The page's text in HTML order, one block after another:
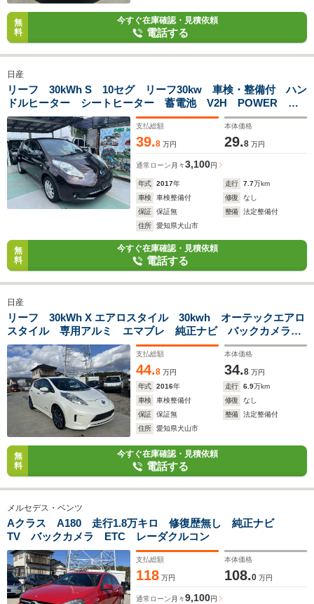
無
料
今すぐ在庫確認・見積依頼
電話する
日産
リーフ 30kWh S 10セグ リーフ30kw 車検・整備付 ハン
ドルヒーター シートヒーター 蓄電池 V2H POWER
WALL
支払総額
39.8 万円
本体価格
29.8 万円
通常ローン 月々3,100円
年式 2017年 走行 7.7万km
車検
車検整備付 修復
なし
保証
保証無 整備
法定整備付
住所
愛知県犬山市
無
料
今すぐ在庫確認・見積依頼
電話する
日産
リーフ 30kWh X エアロスタイル 30kwh オーテックエアロ
スタイル 専用アルミ エマブレ 純正ナビ バックカメラ
シートヒーター ハンドルヒーター
支払総額
44.8 万円
本体価格
34.8 万円
年式
2016年 走行 6.9万km
車検
車検整備付 修復
なし
保証
保証無 整備
法定整備付
住所
愛知県犬山市
無
料
今すぐ在庫確認・見積依頼
電話する
メルセデス・ベンツ
Aクラス A180 走行1.8万キロ 修復歴無し 純正ナビ
TV バックカメラ ETC レーダクルコン
支払総額
118 万円
本体価格
108.0 万円
通常ローン 月々9,100円